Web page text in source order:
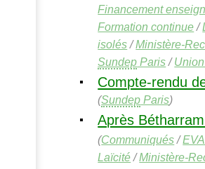
Financement
Formation continue/
isolés/Ministère-
Sundep Paris/
Compte-rendu
(Sundep Paris)
Après
(Communiqués/
Laïcité/Ministère-